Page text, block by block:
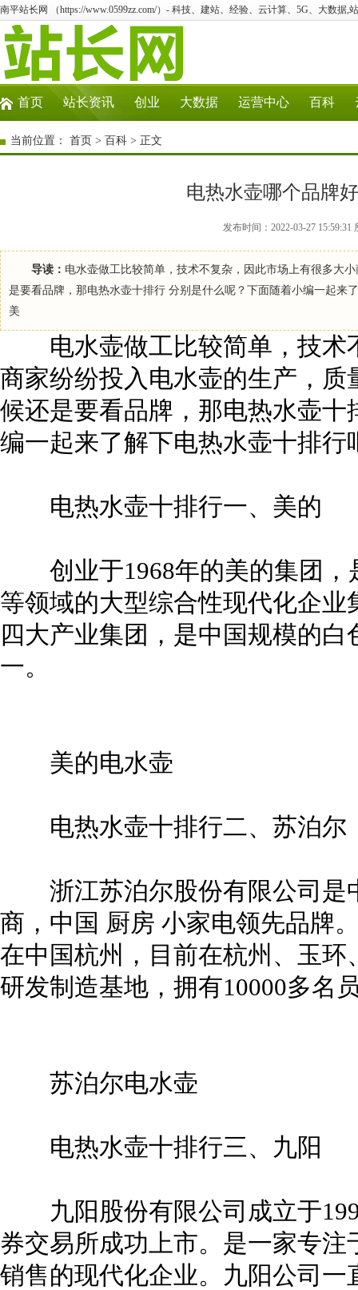
南平站长网 （https://www.0599zz.com/）- 科技、建站、经验、云计算、5G、大数据,
首页 站长资讯 创业 大数据 运营中心 百科
当前位置： 首页 > 百科 > 正文
电热水壶哪个品牌
发布时间：2022-03-27
导读： 电水壶做工比较简单，技术不复杂，因此市场上有很多大
是要看品牌，那电热水壶十排行 分别是什么呢？下面随着小编一起来
美
电水壶做工比较简单，技术
商家纷纷投入电水壶的生产，
候还是要看品牌，那电热水壶
编一起来了解下电热水壶十排行
电热水壶十排行一、美的
创业于1968年的美的集团，
等领域的大型综合性现代化企
四大产业集团，是中国规模的
一。
美的电水壶
电热水壶十排行二、苏泊尔
浙江苏泊尔股份有限公司是
商，中国 厨房 小家电领先品牌
在中国杭州，目前在杭州、玉
研发制造基地，拥有10000多名
苏泊尔电水壶
电热水壶十排行三、九阳
九阳股份有限公司成立于
券交易所成功上市。是一家专
销售的现代化企业。九阳公司